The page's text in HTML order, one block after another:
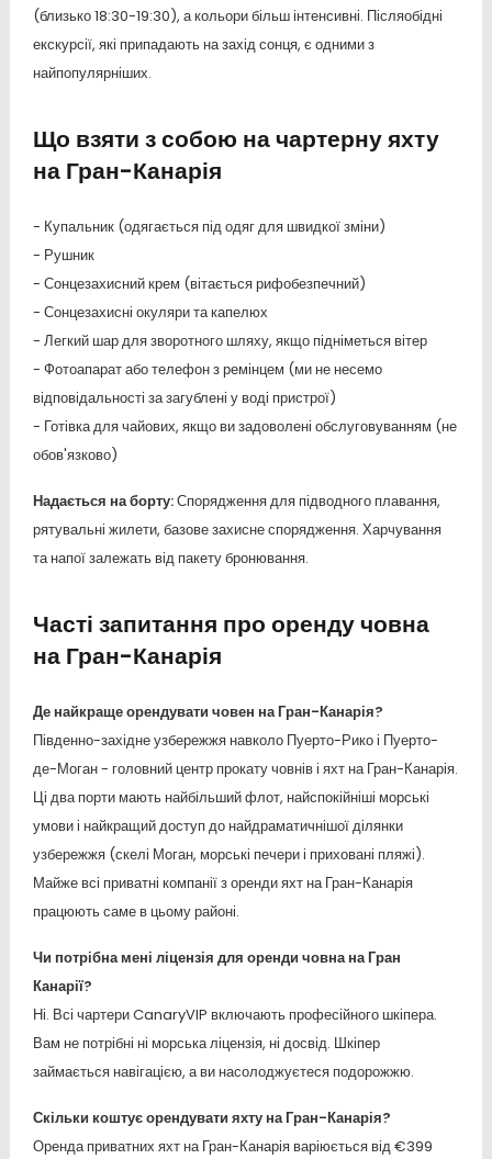
(близько 18:30-19:30), а кольори більш інтенсивні. Післяобідні
екскурсії, які припадають на захід сонця, є одними з
найпопулярніших.
Що взяти з собою на чартерну яхту
на Гран-Канарія
- Купальник (одягається під одяг для швидкої зміни)
- Рушник
- Сонцезахисний крем (вітається рифобезпечний)
- Сонцезахисні окуляри та капелюх
- Легкий шар для зворотного шляху, якщо підніметься вітер
- Фотоапарат або телефон з ремінцем (ми не несемо
відповідальності за загублені у воді пристрої)
- Готівка для чайових, якщо ви задоволені обслуговуванням (не
обов'язково)
Надається на борту:Спорядження для підводного плавання,
рятувальні жилети, базове захисне спорядження. Харчування
та напої залежать від пакету бронювання.
Часті запитання про оренду човна
на Гран-Канарія
Де найкраще орендувати човен на Гран-Канарія?
Південно-західне узбережжя навколо Пуерто-Рико і Пуерто-
де-Моган - головний центр прокату човнів і яхт на Гран-Канарія.
Ці два порти мають найбільший флот, найспокійніші морські
умови і найкращий доступ до найдраматичнішої ділянки
узбережжя (скелі Моган, морські печери і приховані пляжі).
Майже всі приватні компанії з оренди яхт на Гран-Канарія
працюють саме в цьому районі.
Чи потрібна мені ліцензія для оренди човна на Гран
Канарії?
Ні. Всі чартери CanaryVIP включають професійного шкіпера.
Вам не потрібні ні морська ліцензія, ні досвід. Шкіпер
займається навігацією, а ви насолоджуєтеся подорожжю.
Скільки коштує орендувати яхту на Гран-Канарія?
Оренда приватних яхт на Гран-Канарія варіюється від €399